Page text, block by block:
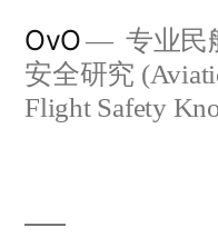
OvO
专业民
安全研究
Flight Safety